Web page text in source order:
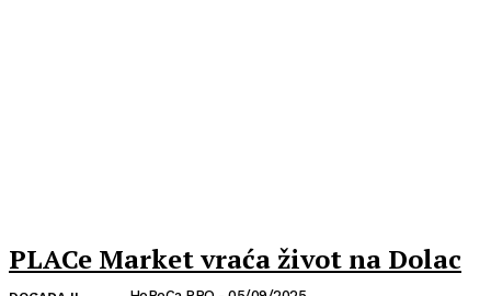
PLACe Market vraća život na Dolac